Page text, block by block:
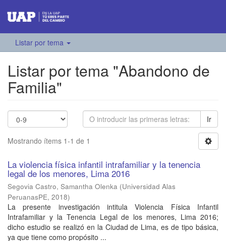
Listar por tema
Listar por tema "Abandono de
Familia"
Ir
Mostrando ítems 1-1 de 1
La violencia física infantil intrafamiliar y la tenencia
legal de los menores, Lima 2016
Segovia Castro, Samantha Olenka (Universidad Alas
PeruanasPE, 2018)
La presente investigación intitula Violencia Física Infantil
Intrafamiliar y la Tenencia Legal de los menores, Lima 2016;
dicho estudio se realizó en la Ciudad de Lima, es de tipo básica,
ya que tiene como propósito ...